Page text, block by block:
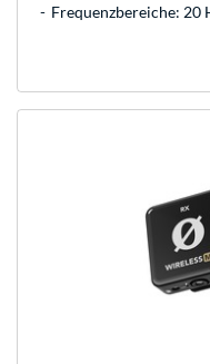
Frequenzbereiche: 20